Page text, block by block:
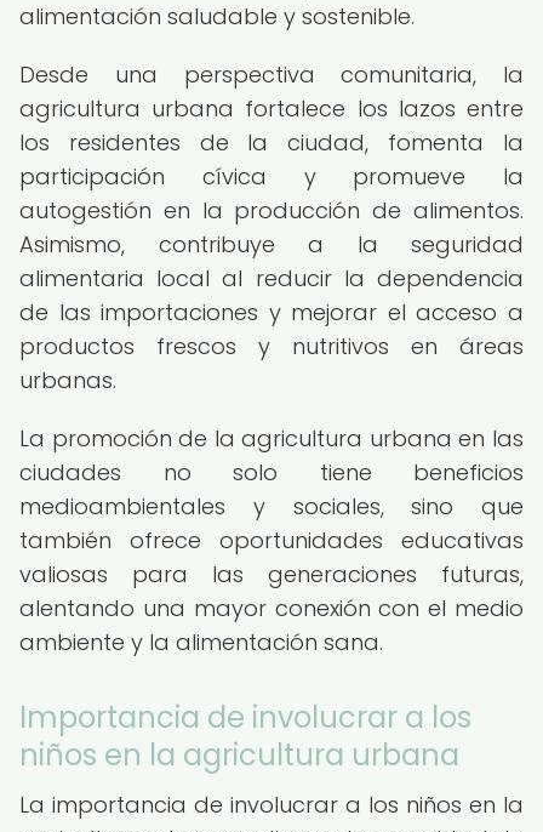
alimentación saludable y sostenible.
Desde una perspectiva comunitaria, la
agricultura urbana fortalece los lazos entre
los residentes de la ciudad, fomenta la
participación cívica y promueve la
autogestión en la producción de alimentos.
Asimismo, contribuye a la seguridad
alimentaria local al reducir la dependencia
de las importaciones y mejorar el acceso a
productos frescos y nutritivos en áreas
urbanas.
La promoción de la agricultura urbana en las
ciudades no solo tiene beneficios
medioambientales y sociales, sino que
también ofrece oportunidades educativas
valiosas para las generaciones futuras,
alentando una mayor conexión con el medio
ambiente y la alimentación sana.
Importancia de involucrar a los
niños en la agricultura urbana
La importancia de involucrar a los niños en la